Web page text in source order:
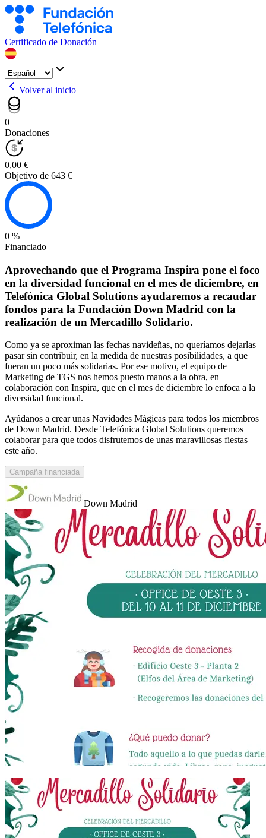
Certificado de Donación
Volver al inicio
0
Donaciones
0,00 €
Objetivo de 643 €
0 %
Financiado
Aprovechando que el Programa Inspira pone el foco
en la diversidad funcional en el mes de diciembre, en
Telefónica Global Solutions ayudaremos a recaudar
fondos para la Fundación Down Madrid con la
realización de un Mercadillo Solidario.
Como ya se aproximan las fechas navideñas, no queríamos dejarlas
pasar sin contribuir, en la medida de nuestras posibilidades, a que
fueran un poco más solidarias. Por ese motivo, el equipo de
Marketing de TGS nos hemos puesto manos a la obra, en
colaboración con Inspira, que en el mes de diciembre lo enfoca a la
diversidad funcional.
Ayúdanos a crear unas Navidades Mágicas para todos los miembros
de Down Madrid. Desde Telefónica Global Solutions queremos
colaborar para que todos disfrutemos de unas maravillosas fiestas
este año.
Campaña financiada
Down Madrid